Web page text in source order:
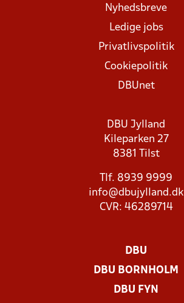
Nyhedsbreve
Ledige jobs
Privatlivspolitik
Cookiepolitik
DBUnet
DBU Jylland
Kileparken 27
8381 Tilst
Tlf. 8939 9999
info@dbujylland.dk
CVR: 46289714
DBU
DBU BORNHOLM
DBU FYN